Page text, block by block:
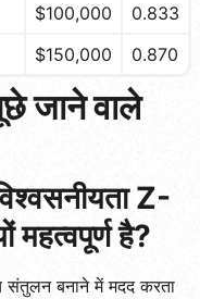
$100,000
0.833
$150,000 0.870
जाने वाले
Z-
महत्वपूर्ण है?
संतुलन बनाने में मदद करता